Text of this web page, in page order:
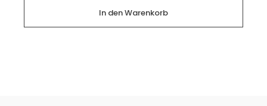
In den Warenkorb